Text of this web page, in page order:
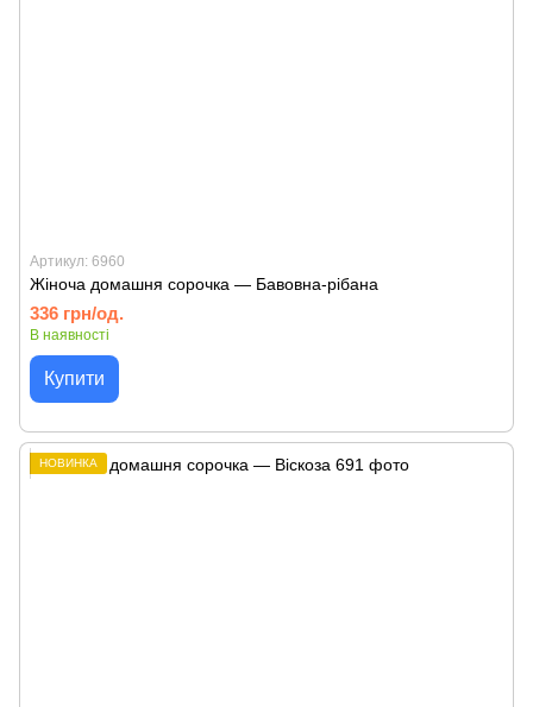
Артикул: 6960
Жіноча домашня сорочка — Бавовна-рібана
336 грн/од.
В наявності
Купити
НОВИНКА